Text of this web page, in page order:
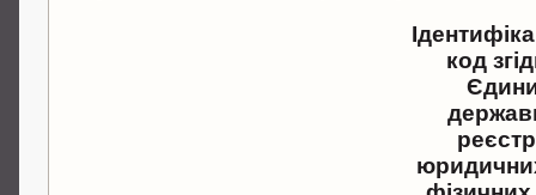
код